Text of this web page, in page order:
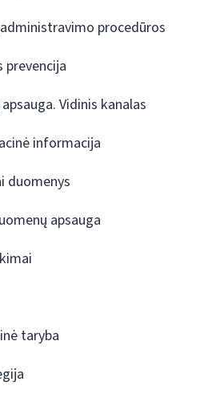
procedūros
prevencija
Vidinis kanalas
informacija
duomenys
apsauga
taryba